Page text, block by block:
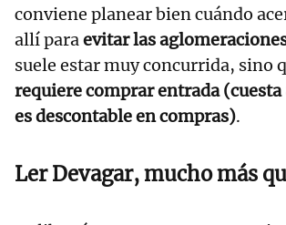
conviene planear bien cuándo
allí paraevitar las
suele estar muy concurrida, sino
requiere comprar entrada (cuesta
es descontable en compras).
Ler Devagar, mucho más